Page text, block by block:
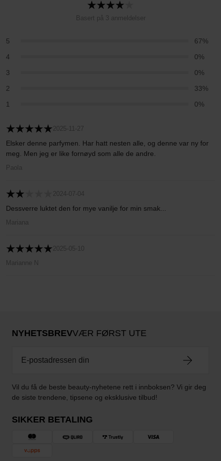
Basert på 3 anmeldelser
5
67%
4
0%
3
0%
2
33%
1
0%
2025-11-27
Elsker denne parfymen. Har hatt nesten alle, og denne var ny for
meg. Men jeg er like fornøyd som alle de andre.
Paola
2024-07-04
Dessverre luktet den for mye vanilje for min smak...
Mariana
2025-05-10
Marianne N
NYHETSBREVVÆR FØRST UTE
Vil du få de beste beauty-nyhetene rett i innboksen? Vi gir deg
de siste trendene, tipsene og eksklusive tilbud!
SIKKER BETALING